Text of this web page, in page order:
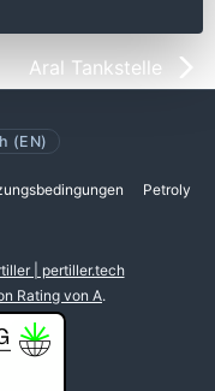
Aral Tankstelle
(EN)
Petroly
| pertiller.tech
Rating von A.